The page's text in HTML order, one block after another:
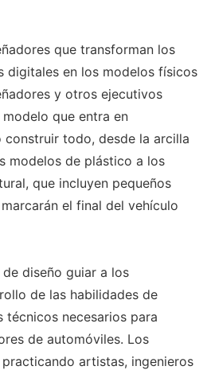
que transforman los
digitales en los modelos físicos
y otros ejecutivos
que entra en
todo, desde la arcilla
modelos de plástico a los
que incluyen pequeños
el final del vehículo
diseño guiar a los
de las habilidades de
necesarios para
de automóviles. Los
artistas, ingenieros